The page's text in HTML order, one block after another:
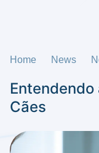
Home News
Cães